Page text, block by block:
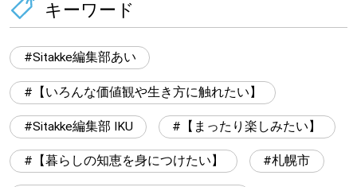
キーワード
Sitakke編集部あい
【いろんな価値観や生き方に触れたい】
Sitakke編集部 IKU 【まったり楽しみたい】
【暮らしの知恵を身につけたい】 札幌市